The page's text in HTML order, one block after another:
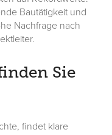
Bautätigkeit und
Nachfrage nach
Sie
findet klare